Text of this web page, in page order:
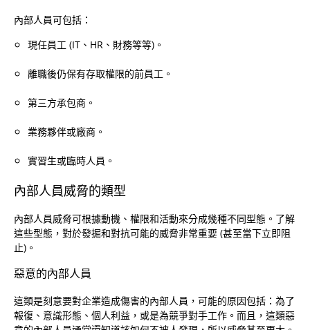
內部人員可包括：
現任員工 (IT、HR、財務等等)。
離職後仍保有存取權限的前員工。
第三方承包商。
業務夥伴或廠商。
實習生或臨時人員。
內部人員威脅的類型
內部人員威脅可根據動機、權限和活動來分成幾種不同型態。了解
這些型態，對於發掘和對抗可能的威脅非常重要 (甚至當下立即阻
止)。
惡意的內部人員
這類是刻意要對企業造成傷害的內部人員，可能的原因包括：為了
報復、意識形態、個人利益，或是為競爭對手工作。而且，這類惡